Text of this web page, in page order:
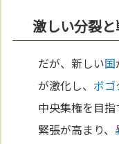
激しい分裂
だが、新しい国
が激化し、 ボゴ
中央集権を目
緊張が高まり、